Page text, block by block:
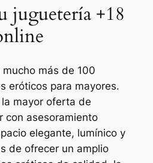
juguetería +18
más de 100
eróticos para mayores.
mayor oferta de
con asesoramiento
elegante, lumínico y
de ofrecer un amplio